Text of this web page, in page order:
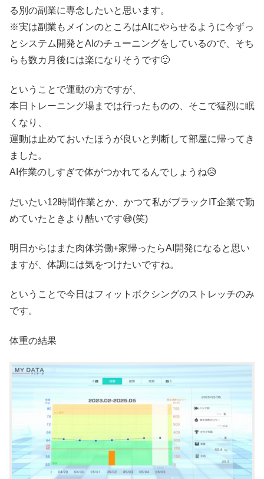
る別の副業に専念したいと思います。
※実は副業もメインのところはAIにやらせるように今ずっ
とシステム開発とAIのチューニングをしているので、そち
らも数カ月後には楽になりそうです🙂
ということで運動の方ですが、
本日トレーニング場までは行ったものの、そこで猛烈に眠
くなり、
運動は止めておいたほうが良いと判断して部屋に帰ってき
ました。
AI作業のしすぎで体がつかれてるんでしょうね😥
だいたい12時間作業とか、かつて私がブラックIT企業で勤
めていたときより酷いです😅(笑)
明日からはまた肉体労働+家帰ったらAI開発になると思い
ますが、体調には気をつけたいですね。
ということで今日はフィットボクシングのストレッチのみ
です。
体重の結果